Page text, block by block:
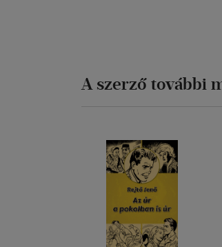
A szerző további